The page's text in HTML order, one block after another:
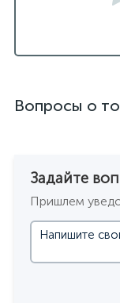
Вопросы о
Задайте
Пришлем